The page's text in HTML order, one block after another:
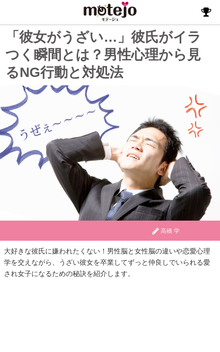
「彼女がうざい…」彼氏がイラ
つく瞬間とは？男性心理から見
るNG行動と対処法
高橋 学
大好きな彼氏に嫌われたくない！男性脳と女性脳の違いや恋愛心理
学を交えながら、うざい彼女を卒業してずっと仲良しでいられる愛
され女子になるための秘訣を紹介します。